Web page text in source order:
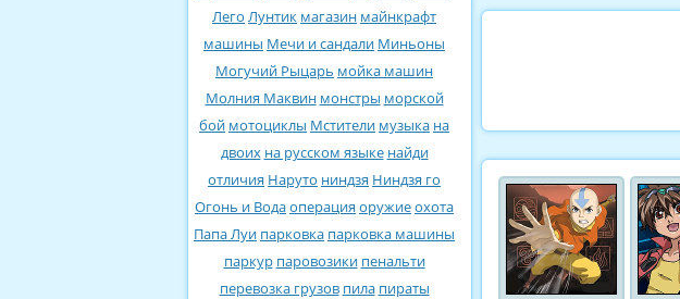
Лего Лунтик магазин майнкрафт
машины Мечи и сандали Миньоны
Могучий Рыцарь мойка машин
Молния Маквин монстры морской
бой мотоциклы Мстители музыка на
двоих на русском языке найди
отличия Наруто ниндзя Ниндзя го
Огонь и Водаоперация оружиеохота
Папа Луи парковка парковка машины
паркур паровозики пенальти
перевозка грузов пила пираты